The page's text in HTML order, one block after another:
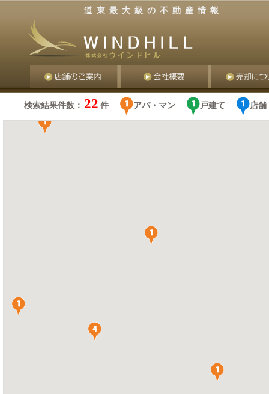
道東最大級の不動産情報
検索結果件数： 22 件 アパ・マン 戸建て 店舗